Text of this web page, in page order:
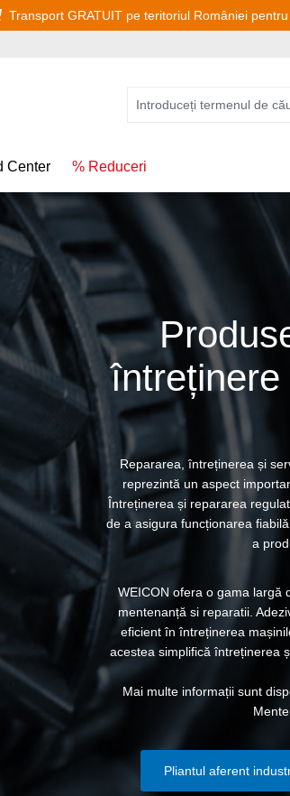
Transport GRATUIT pe teritoriul României
Center % Reduceri
întreținere
Repararea, întreținerea și
reprezintă un aspect
Întreținerea și repararea
de a asigura funcționarea
a
WEICON ofera o gama largă
mentenanță si reparatii.
eficient în întreținerea
acestea simplifică întreținerea
Mai multe informații sunt
Pliantul aferent